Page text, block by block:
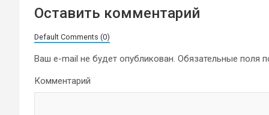
Оставить комментарий
Default Comments (0)
Ваш e-mail не будет опубликован. Обязательные поля
Комментарий